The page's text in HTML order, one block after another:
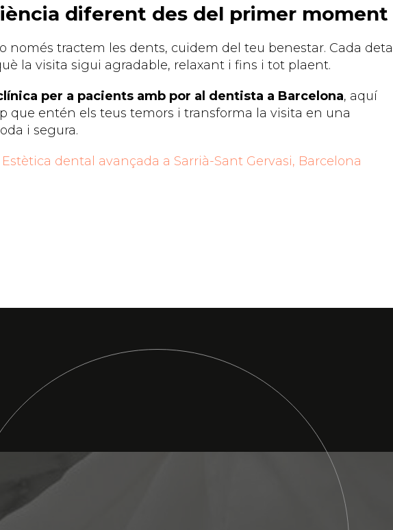
diferent des del primer moment
només tractem les dents, cuidem del teu benestar. Cada detall
la visita sigui agradable, relaxant i fins i tot plaent.
per a pacients amb por al dentista a Barcelona, aquí
que entén els teus temors i transforma la visita en una
i segura.
dental avançada a Sarrià-Sant Gervasi, Barcelona